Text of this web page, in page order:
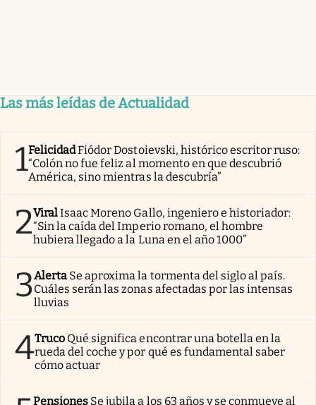
Las más leídas de Actualidad
1FelicidadFiódor Dostoievski, histórico escritor ruso:
“Colón no fue feliz al momento en que descubrió
América, sino mientras la descubría”
2ViralIsaac Moreno Gallo, ingeniero e historiador:
“Sin la caída del Imperio romano, el hombre
hubiera llegado a la Luna en el año 1000”
3Alerta Se aproxima la tormenta del siglo al país.
Cuáles serán las zonas afectadas por las intensas
lluvias
4Truco Qué significa encontrar una botella en la
rueda del coche y por qué es fundamental saber
cómo actuar
Pensiones Se jubila a los 63 años y se conmueve al